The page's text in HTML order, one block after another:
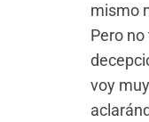
mismo
Pero
voy